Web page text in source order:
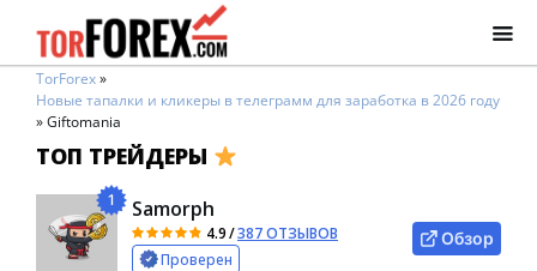
TorForex»
Новые тапалки и кликеры в телеграмм для заработка в 2026 году
»Giftomania
ТОП ТРЕЙДЕРЫ
1 Samorph
4.9/387 ОТЗЫВОВ
Проверен
Обзор